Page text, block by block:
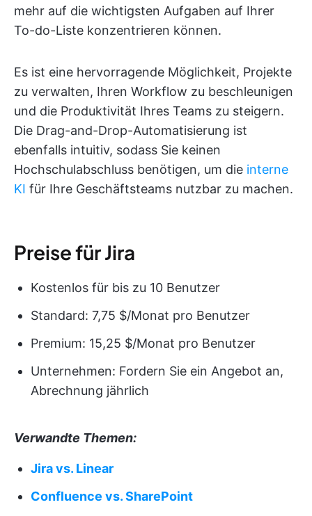
mehr auf die wichtigsten Aufgaben auf Ihrer
To-do-Liste konzentrieren können.
Es ist eine hervorragende Möglichkeit, Projekte
zu verwalten, Ihren Workflow zu beschleunigen
und die Produktivität Ihres Teams zu steigern.
Die Drag-and-Drop-Automatisierung ist
ebenfalls intuitiv, sodass Sie keinen
Hochschulabschluss benötigen, um die interne
KI für Ihre Geschäftsteams nutzbar zu machen.
Preise für Jira
Kostenlos für bis zu 10 Benutzer
Standard: 7,75 $/Monat pro Benutzer
Premium: 15,25 $/Monat pro Benutzer
Unternehmen: Fordern Sie ein Angebot an,
Abrechnung jährlich
Verwandte Themen:
Jira vs. Linear
Confluence vs. SharePoint